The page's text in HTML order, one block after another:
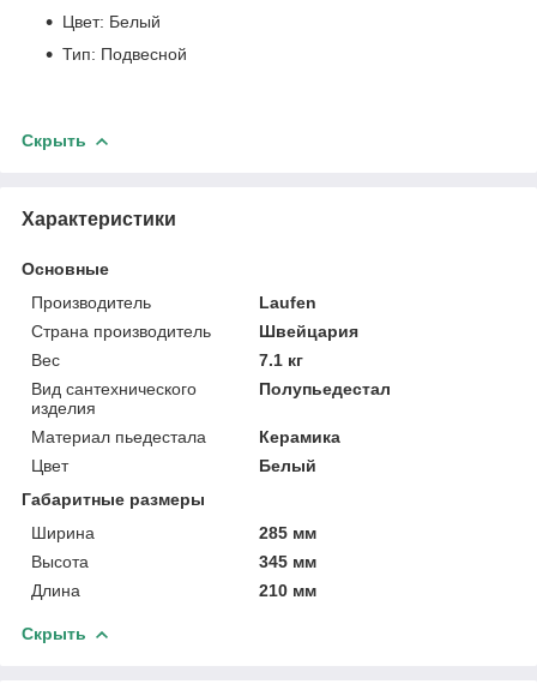
Цвет: Белый
Тип: Подвесной
Скрыть
Характеристики
Основные
Производитель
Laufen
Страна производитель
Швейцария
Вес
7.1 кг
Вид сантехнического
изделия
Полупьедестал
Материал пьедестала
Керамика
Цвет
Белый
Габаритные размеры
Ширина
285 мм
Высота
345 мм
Длина
210 мм
Скрыть